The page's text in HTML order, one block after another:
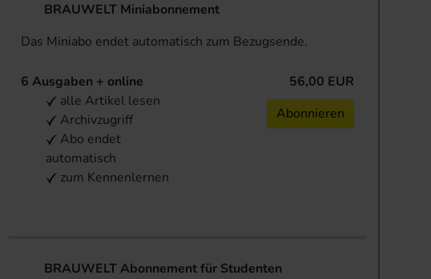
BRAUWELT Miniabonnement
Das Miniabo endet automatisch zum Bezugsende.
6 Ausgaben + online
alle Artikel lesen
Archivzugriff
Abo endet
automatisch
zum Kennenlernen
56,00 EUR
Abonnieren
BRAUWELT Abonnement für Studenten